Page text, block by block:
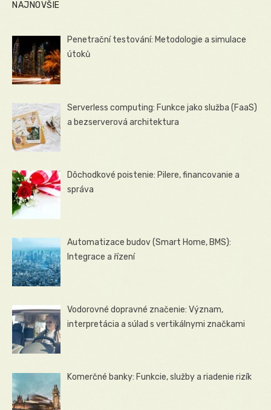
NAJNOVŠIE
Penetrační testování: Metodologie a simulace
útoků
Serverless computing: Funkce jako služba (FaaS)
a bezserverová architektura
Dôchodkové poistenie: Pilere, financovanie a
správa
Automatizace budov (Smart Home, BMS):
Integrace a řízení
Vodorovné dopravné značenie: Význam,
interpretácia a súlad s vertikálnymi značkami
Komerčné banky: Funkcie, služby a riadenie rizík